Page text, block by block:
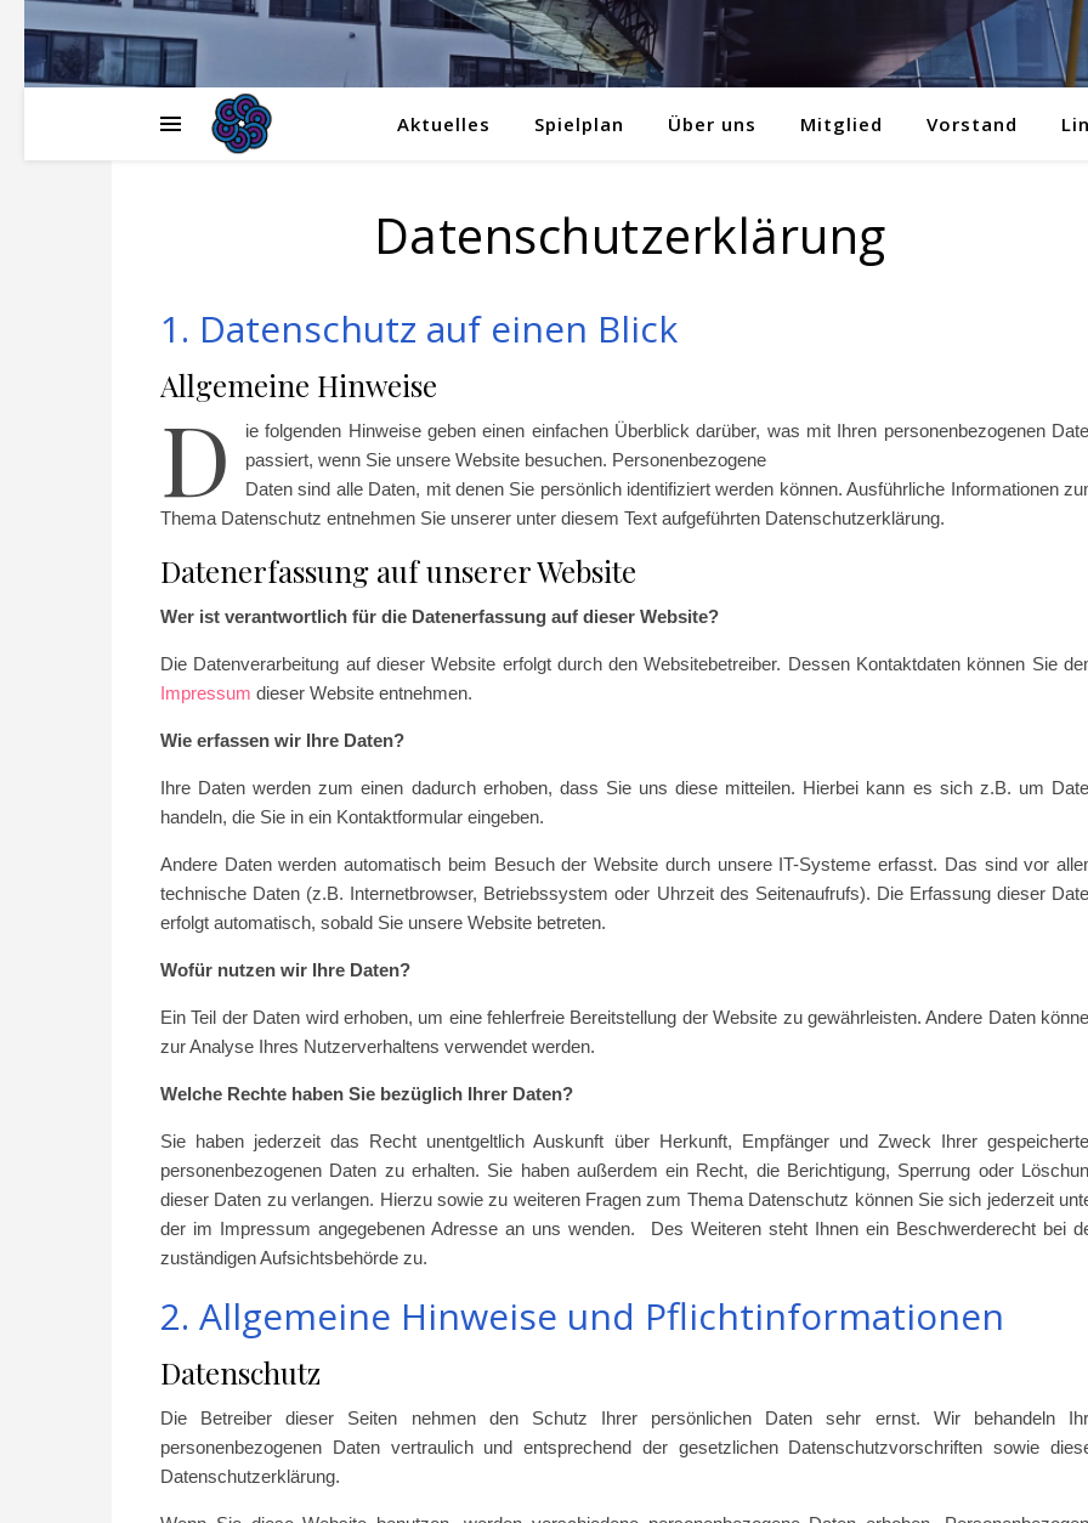
Aktuelles Spielplan Über uns Mitglied Vorstand
Datenschutzerklärung
1. Datenschutz auf einen Blick
Allgemeine Hinweise
D
ie folgenden Hinweise geben einen einfachen Überblick darüber, was mit Ihren personenbezogenen
passiert, wenn Sie unsere Website besuchen. Personenbezogene
Daten sind alle Daten, mit denen Sie persönlich identifiziert werden können. Ausführliche Informationen
Thema Datenschutz entnehmen Sie unserer unter diesem Text aufgeführten Datenschutzerklärung.
Datenerfassung auf unserer Website
Wer ist verantwortlich für die Datenerfassung auf dieser Website?
Die Datenverarbeitung auf dieser Website erfolgt durch den Websitebetreiber. Dessen Kontaktdaten können Sie
Impressum dieser Website entnehmen.
Wie erfassen wir Ihre Daten?
Ihre Daten werden zum einen dadurch erhoben, dass Sie uns diese mitteilen. Hierbei kann es sich z.B. um
handeln, die Sie in ein Kontaktformular eingeben.
Andere Daten werden automatisch beim Besuch der Website durch unsere IT-Systeme erfasst. Das sind vor
technische Daten (z.B. Internetbrowser, Betriebssystem oder Uhrzeit des Seitenaufrufs). Die Erfassung dieser
erfolgt automatisch, sobald Sie unsere Website betreten.
Wofür nutzen wir Ihre Daten?
Ein Teil der Daten wird erhoben, um eine fehlerfreie Bereitstellung der Website zu gewährleisten. Andere Daten
zur Analyse Ihres Nutzerverhaltens verwendet werden.
Welche Rechte haben Sie bezüglich Ihrer Daten?
Sie haben jederzeit das Recht unentgeltlich Auskunft über Herkunft, Empfänger und Zweck Ihrer
personenbezogenen Daten zu erhalten. Sie haben außerdem ein Recht, die Berichtigung, Sperrung oder
dieser Daten zu verlangen. Hierzu sowie zu weiteren Fragen zum Thema Datenschutz können Sie sich jederzeit
der im Impressum angegebenen Adresse an uns wenden. Des Weiteren steht Ihnen ein Beschwerderecht bei
zuständigen Aufsichtsbehörde zu.
2. Allgemeine Hinweise und Pflichtinformationen
Datenschutz
Die Betreiber dieser Seiten nehmen den Schutz Ihrer persönlichen Daten sehr ernst. Wir behandeln
personenbezogenen Daten vertraulich und entsprechend der gesetzlichen Datenschutzvorschriften sowie
Datenschutzerklärung.